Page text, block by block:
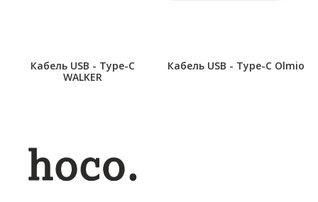
Кабель USB - Type-C
WALKER
Кабель USB - Type-C Olmio